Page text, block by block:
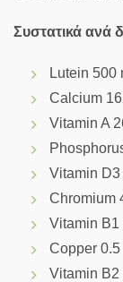
Συστατικά ανά
Lutein 500
Calcium
Vitamin A
Vitamin D3
Chromium
Vitamin B1
Copper 0.5
Vitamin B2